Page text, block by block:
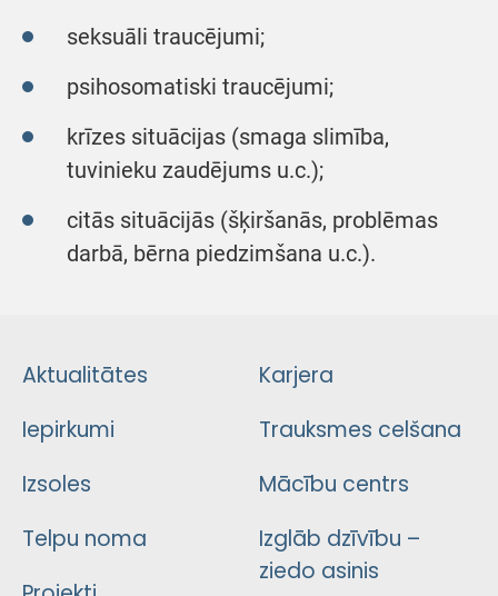
seksuāli traucējumi;
psihosomatiski traucējumi;
krīzes situācijas (smaga slimība,
tuvinieku zaudējums u.c.);
citās situācijās (šķiršanās, problēmas
darbā, bērna piedzimšana u.c.).
Aktualitātes
Iepirkumi
Izsoles
Telpu noma
Karjera
Trauksmes celšana
Mācību centrs
Izglāb dzīvību –
ziedo asinis